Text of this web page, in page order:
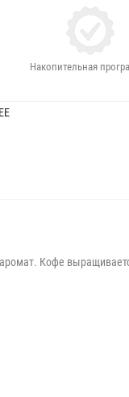
Накопительная
Кофе